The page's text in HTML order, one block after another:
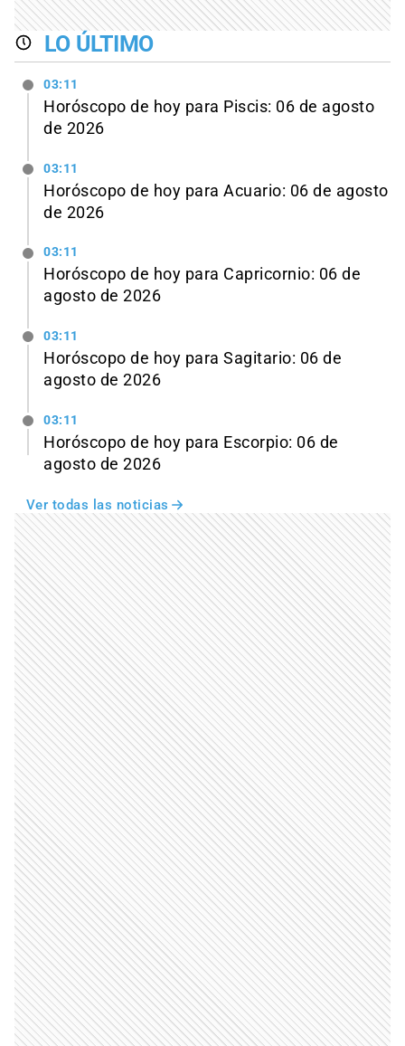
LO ÚLTIMO
03:11
Horóscopo de hoy para Piscis: 06 de agosto
de 2026
03:11
Horóscopo de hoy para Acuario: 06 de agosto
de 2026
03:11
Horóscopo de hoy para Capricornio: 06 de
agosto de 2026
03:11
Horóscopo de hoy para Sagitario: 06 de
agosto de 2026
03:11
Horóscopo de hoy para Escorpio: 06 de
agosto de 2026
Ver todas las noticias